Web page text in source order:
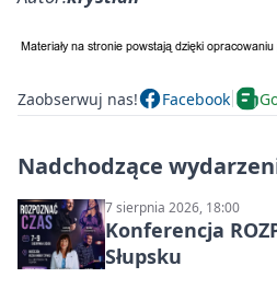
Zaobserwuj nas! Facebook
Nadchodzące
7 sierpnia 2026, 18:00
Konferencja
Słupsku